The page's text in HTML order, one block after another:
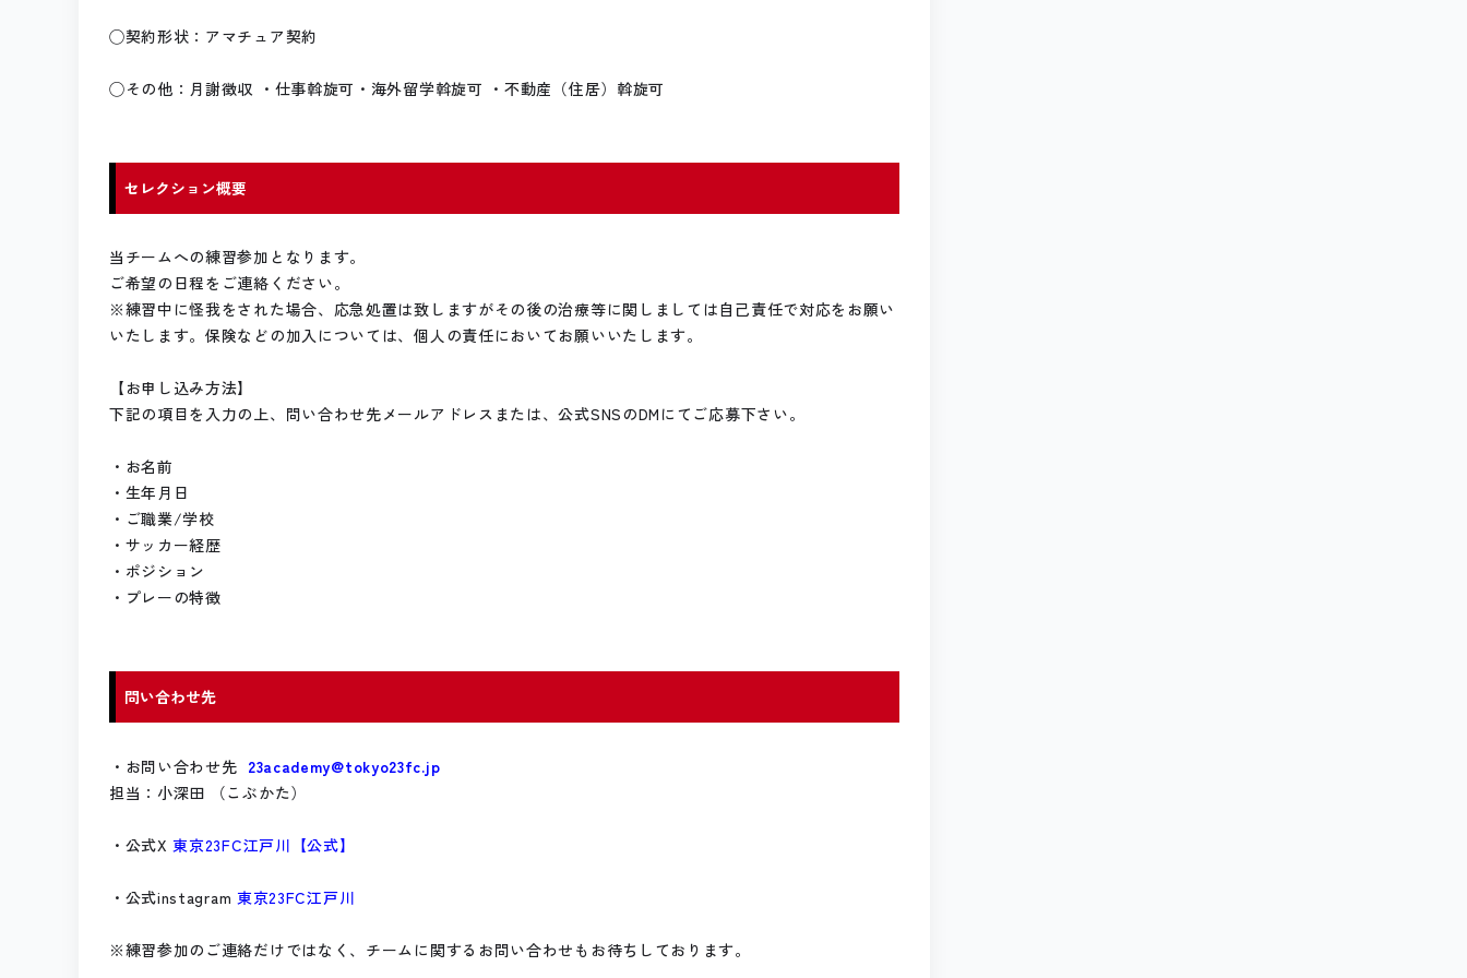
◯契約形状：アマチュア契約
◯その他：月謝徴収 ・仕事斡旋可・海外留学斡旋可 ・不動産（住居）斡旋可
セレクション概要
当チームへの練習参加となります。
ご希望の日程をご連絡ください。
※練習中に怪我をされた場合、応急処置は致しますがその後の治療等に関しましては自己責任で対応をお願い
いたします。保険などの加入については、個人の責任においてお願いいたします。
【お申し込み方法】
下記の項目を入力の上、問い合わせ先メールアドレスまたは、公式SNSのDMにてご応募下さい。
・お名前
・生年月日
・ご職業/学校
・サッカー経歴
・ポジション
・プレーの特徴
問い合わせ先
・お問い合わせ先 23academy@tokyo23fc.jp
担当：小深田 （こぶかた）
・公式X 東京23FC江戸川【公式】
・公式instagram 東京23FC江戸川
※練習参加のご連絡だけではなく、チームに関するお問い合わせもお待ちしております。